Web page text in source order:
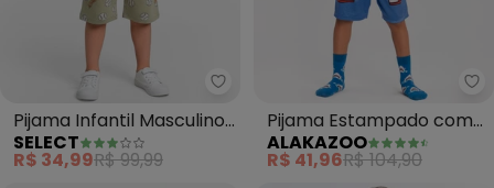
Select - Pijama Infantil
Pijama Infantil Masculino
em Cotton (Verde)
SELECT
R$ 34,99R$ 99,99
Pijama Estampado com
Camiseta e Shorts
(Preto)
ALAKAZOO
R$ 41,96R$ 104,90